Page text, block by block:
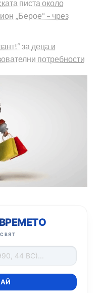
писта около
„Берое“ – чрез
за деца и
потребности